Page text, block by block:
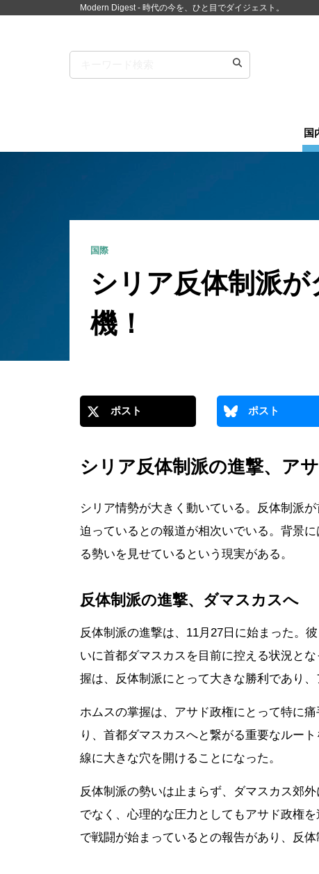
Modern Digest - 時代の今を、ひと目でダイジェスト。
国
国際
シリア反体制派
機！
ポスト ポスト
シリア反体制派の進撃、ア
シリア情勢が大きく動いている。反体制派
迫っているとの報道が相次いでいる。背景
る勢いを見せているという現実がある。
反体制派の進撃、ダマスカスへ
反体制派の進撃は、11月27日に始まった。
いに首都ダマスカスを目前に控える状況と
握は、反体制派にとって大きな勝利であり
ホムスの掌握は、アサド政権にとって特に
り、首都ダマスカスへと繋がる重要なルー
線に大きな穴を開けることになった。
反体制派の勢いは止まらず、ダマスカス郊
でなく、心理的な圧力としてもアサド政権
で戦闘が始まっているとの報告があり、反